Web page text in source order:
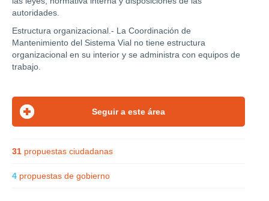
autoridades.
Estructura organizacional.- La Coordinación de
Mantenimiento del Sistema Vial no tiene estructura
organizacional en su interior y se administra con equipos de
trabajo.
31 propuestas ciudadanas
4 propuestas de gobierno